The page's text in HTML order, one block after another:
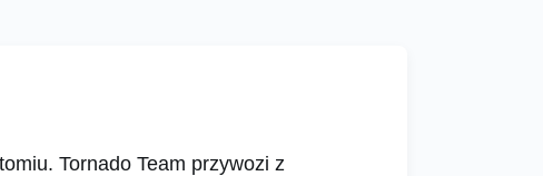
Tornado Team przywozi z